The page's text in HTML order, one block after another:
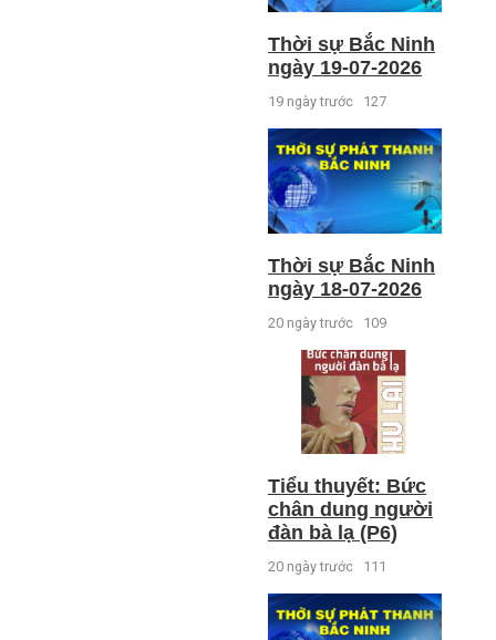
Thời sự Bắc Ninh
ngày 19-07-2026
19 ngày trước 127
Thời sự Bắc Ninh
ngày 18-07-2026
20 ngày trước 109
Tiểu thuyết: Bức
chân dung người
đàn bà lạ (P6)
20 ngày trước 111